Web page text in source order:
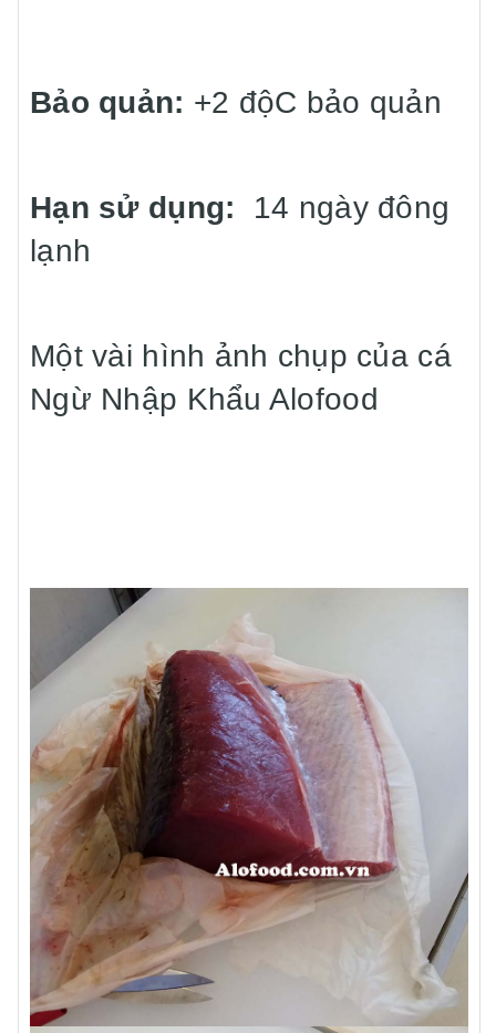
Bảo quản: +2 độC bảo quản
Hạn sử dụng: 14 ngày đông
lạnh
Một vài hình ảnh chụp của cá
Ngừ Nhập Khẩu Alofood